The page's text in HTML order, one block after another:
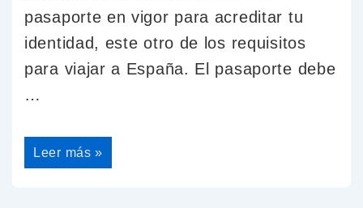
pasaporte en vigor para acreditar tu
identidad, este otro de los requisitos
para viajar a España. El pasaporte debe
…
Leer más »